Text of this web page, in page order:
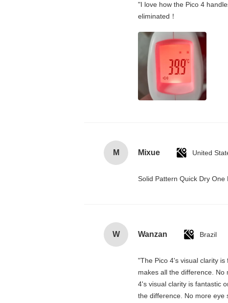
"I love how the Pico 4
eliminated！
M Mixue United
Solid Pattern Quick Dry
W Wanzan Brazil
"The Pico 4's visual clarity
makes all the difference.
4's visual clarity is fantastic
the difference. No more eye